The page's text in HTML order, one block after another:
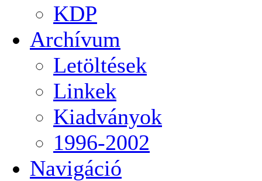
KDP
Archívum
Letöltések
Linkek
Kiadványok
1996-2002
Navigáció